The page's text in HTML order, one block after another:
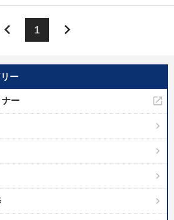
ー
ー
keyboard_arrow_left 1 keyboard_arrow_right